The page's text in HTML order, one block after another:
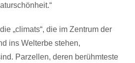
„climats“, die im Zentrum der
ins Welterbe stehen,
Parzellen, deren berühmteste